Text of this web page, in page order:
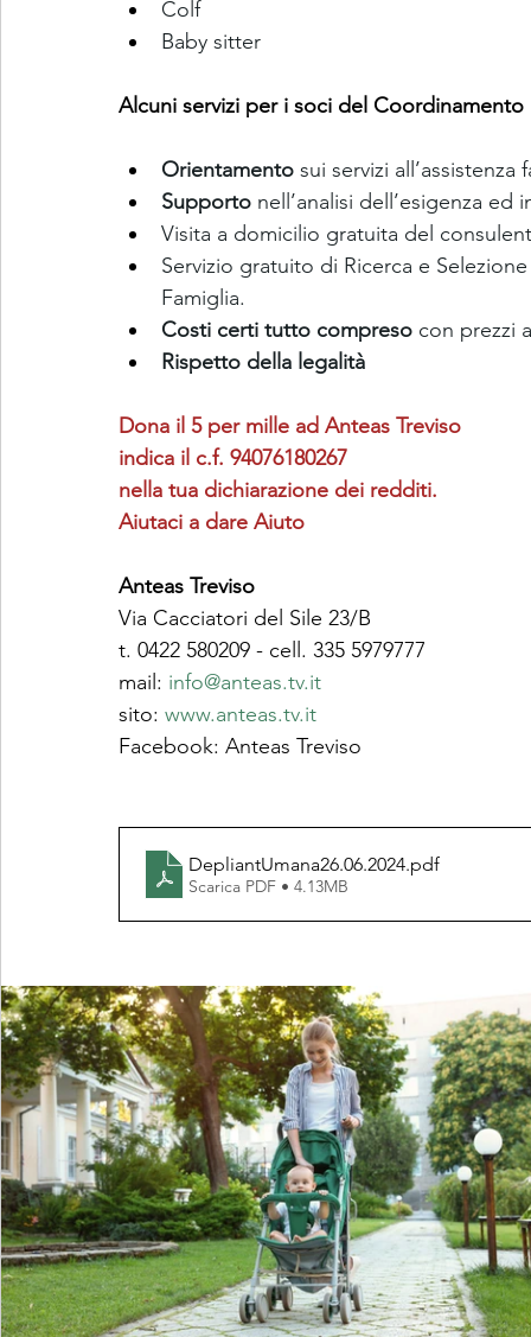
Colf
Baby sitter
Alcuni servizi per i soci del Coordinamento
Orientamento sui servizi
Supporto nell’analisi dell’esigenza
Visita a domicilio gratuita del
Servizio gratuito di Ricerca e
Famiglia.
Costi certi tutto compreso con prezzi
Rispetto della legalità
Dona il 5 per mille ad Anteas Treviso
indica il c.f. 94076180267
nella tua dichiarazione dei redditi.
Aiutaci a dare Aiuto
Anteas Treviso
Via Cacciatori del Sile 23/B
t. 0422 580209 - cell. 335 5979777
mail: info@anteas.tv.it
sito: www.anteas.tv.it
Facebook: Anteas Treviso
DepliantUmana26.06.2024.pdf
Scarica PDF • 4.13MB